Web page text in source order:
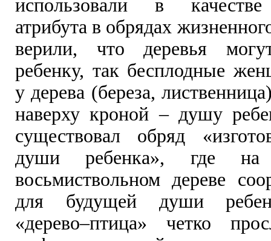
использовали в качестве
атрибута в обрядах
верили, что деревья
ребенку, так бесплодные
у дерева (береза,
наверху кроной – душу
существовал обряд
души ребенка», где на
восьмиствольном дереве
для будущей души
«дерево–птица» четко